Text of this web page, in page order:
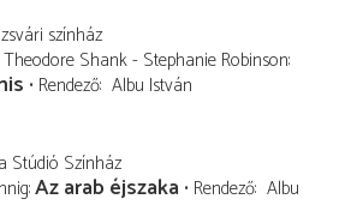
színház
Shank - Stephanie Robinson
Rendező Albu István
Stúdió Színház
Az arab éjszaka Rendező Albu